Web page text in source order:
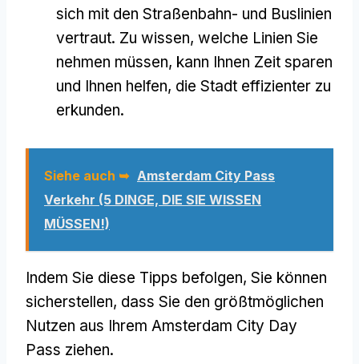
sich mit den Straßenbahn- und Buslinien
vertraut. Zu wissen, welche Linien Sie
nehmen müssen, kann Ihnen Zeit sparen
und Ihnen helfen, die Stadt effizienter zu
erkunden.
Siehe auch ➥ Amsterdam City Pass
Verkehr (5 DINGE, DIE SIE WISSEN
MÜSSEN!)
Indem Sie diese Tipps befolgen, Sie können
sicherstellen, dass Sie den größtmöglichen
Nutzen aus Ihrem Amsterdam City Day
Pass ziehen.